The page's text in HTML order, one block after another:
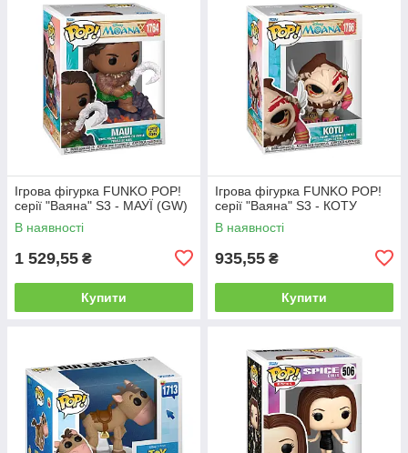
Ігрова фігурка FUNKO POP!
серії "Ваяна" S3 - МАУЇ (GW)
В наявності
1 529,55 ₴
Купити
Ігрова фігурка FUNKO POP!
серії "Ваяна" S3 - КОТУ
В наявності
935,55 ₴
Купити